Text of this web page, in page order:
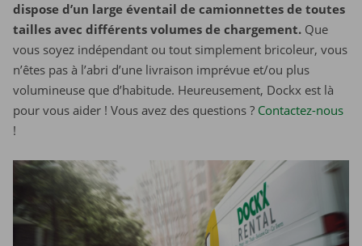
dispose d’un large éventail de camionnettes de toutes
tailles avec différents volumes de chargement. Que
vous soyez indépendant ou tout simplement bricoleur, vous
n’êtes pas à l’abri d’une livraison imprévue et/ou plus
volumineuse que d’habitude. Heureusement, Dockx est là
pour vous aider ! Vous avez des questions ? Contactez-nous
!